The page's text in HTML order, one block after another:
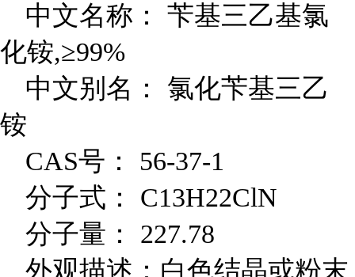
中文名称： 苄基三乙基氯
化铵,≥99%
中文别名： 氯化苄基三乙
铵
CAS号： 56-37-1
分子式： C13H22ClN
分子量： 227.78
外观描述：白色结晶或粉末